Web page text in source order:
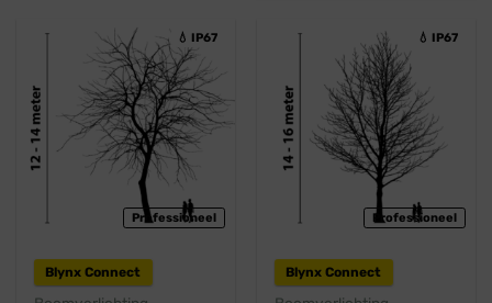
💧 IP67
Professioneel
Blynx Connect
💧 IP67
Professioneel
Blynx Connect